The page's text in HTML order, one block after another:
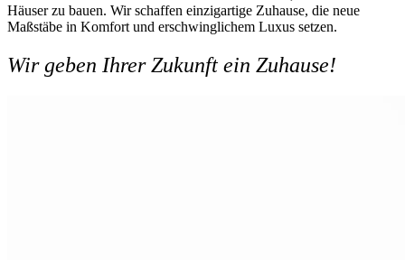
Häuser zu bauen. Wir schaffen einzigartige Zuhause, die neue
Maßstäbe in Komfort und erschwinglichem Luxus setzen.
Wir geben Ihrer Zukunft ein Zuhause!